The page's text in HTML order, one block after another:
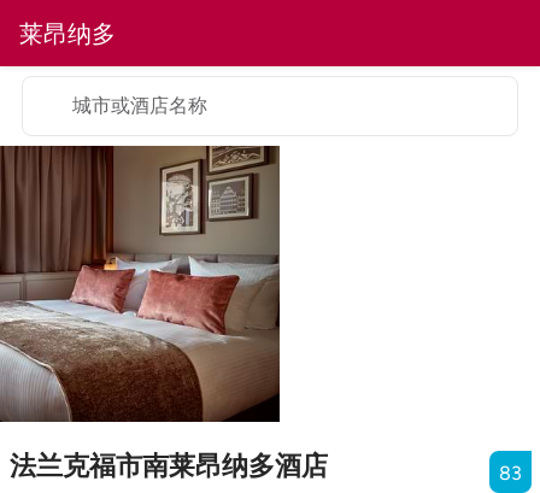
莱昂纳多
法兰克福市南莱昂纳多酒店 83
城市或酒店名称